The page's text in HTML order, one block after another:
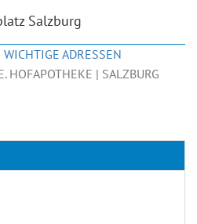
Salzburg
WICHTIGE ADRESSEN
HOFAPOTHEKE | SALZBURG